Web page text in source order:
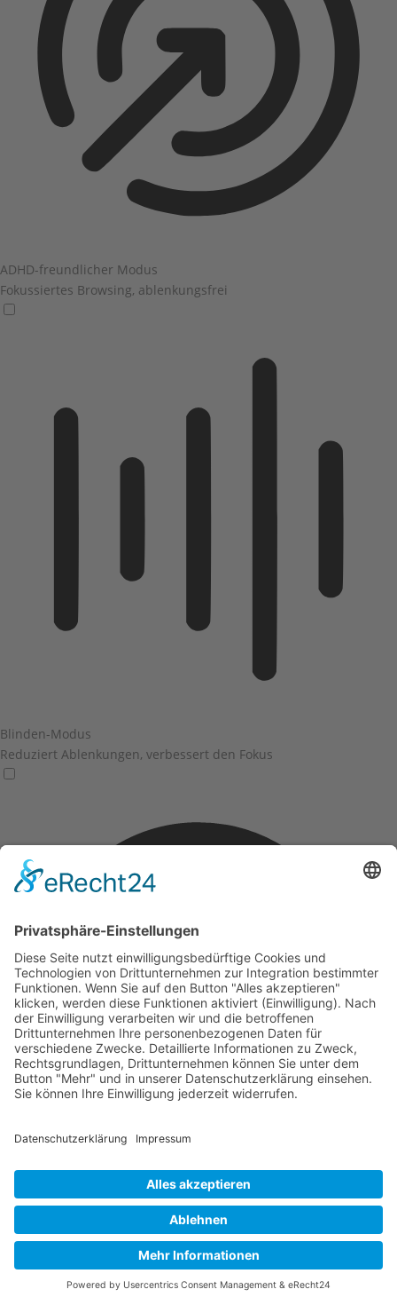
ADHD-freundlicher Modus
Fokussiertes Browsing, ablenkungsfrei
Blinden-Modus
Reduziert Ablenkungen, verbessert den Fokus
Epilepsie-sicherer Modus
Dämpft Farben und stoppt Blinken
Schriftgröße